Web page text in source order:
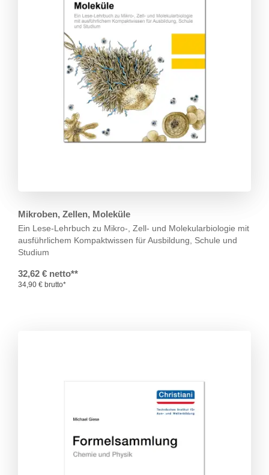
Mikroben, Zellen, Moleküle
Ein Lese-Lehrbuch zu Mikro-, Zell- und Molekularbiologie mit
ausführlichem Kompaktwissen für Ausbildung, Schule und
Studium
32,62 € netto**
34,90 € brutto*